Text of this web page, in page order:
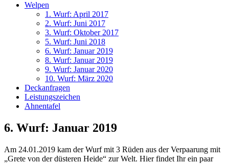
Welpen
1. Wurf: April 2017
2. Wurf: Juni 2017
3. Wurf: Oktober 2017
5. Wurf: Juni 2018
6. Wurf: Januar 2019
8. Wurf: Januar 2019
9. Wurf: Januar 2020
10. Wurf: März 2020
Deckanfragen
Leistungszeichen
Ahnentafel
6. Wurf: Januar 2019
Am 24.01.2019 kam der Wurf mit 3 Rüden aus der Verpaarung mit
„Grete von der düsteren Heide“ zur Welt. Hier findet Ihr ein paar